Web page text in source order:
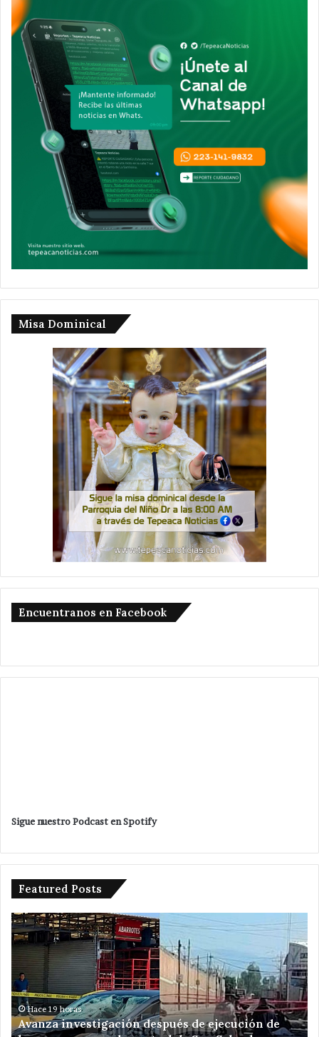
Misa Dominical
Encuentranos en Facebook
Sigue nuestro Podcast en Spotify
Featured Posts
de ejecución de
Da
banderazo
Velázquez
Romero
a
ampliación
de
redHace 1 día